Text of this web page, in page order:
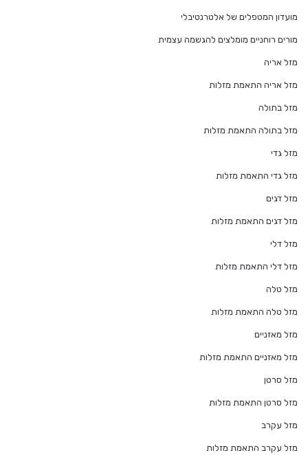
מועדון המטפלים של אלטרנטיבלי
מורים רוחניים מומלצים להגשמה עצמית
מזל אריה
מזל אריה התאמת מזלות
מזל בתולה
מזל בתולה התאמת מזלות
מזל גדי
מזל גדי התאמת מזלות
מזל דגים
מזל דגים התאמת מזלות
מזל דלי
מזל דלי התאמת מזלות
מזל טלה
מזל טלה התאמת מזלות
מזל מאזניים
מזל מאזניים התאמת מזלות
מזל סרטן
מזל סרטן התאמת מזלות
מזל עקרב
מזל עקרב התאמת מזלות